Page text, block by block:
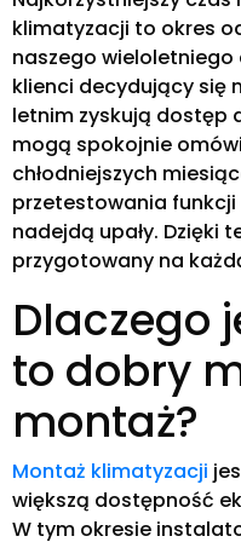
klimatyzacji to okres
naszego wieloletniego
klienci decydujący się
letnim zyskują dostęp
mogą spokojnie
chłodniejszych
przetestowania
nadejdą upały. Dzięki
przygotowany na
Dlaczego
to dobry
montaż?
Montaż klimatyzacji
większą dostępność
W tym okresie